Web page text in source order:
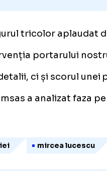
tricolor aplaudat
portarului
ci și scorul
a analizat faza
mircea lucescu